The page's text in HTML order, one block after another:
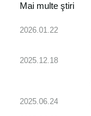
Mai multe ştiri
2026.01.22
2025.12.18
2025.06.24